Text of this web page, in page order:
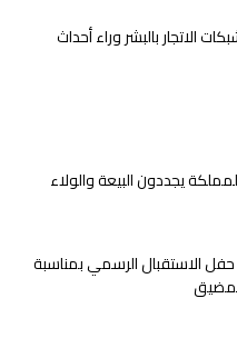
الاتجار بالبشر وراء أحداث
يجددون البيعة والولاء
الاستقبال الرسمي بمناسبة